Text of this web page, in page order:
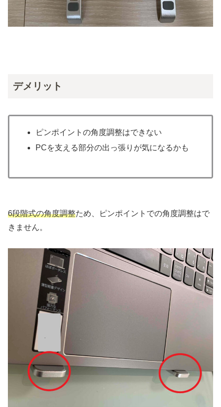
デメリット
ピンポイントの角度調整はできない
PCを支える部分の出っ張りが気になるかも
6段階式の角度調整ため、ピンポイントでの角度調整はで
きません。